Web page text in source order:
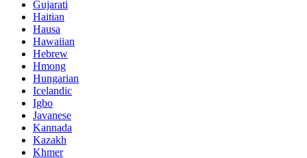
Gujarati
Haitian
Hausa
Hawaiian
Hebrew
Hmong
Hungarian
Icelandic
Igbo
Javanese
Kannada
Kazakh
Khmer